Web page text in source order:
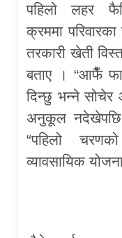
पहिलो लहर
क्रममा
तरकारी खेती
बताए । “आफैँ
दिन्छु भन्ने सोचेर
अनुकूल नदेखेपछि
“पहिलो
व्यावसायिक